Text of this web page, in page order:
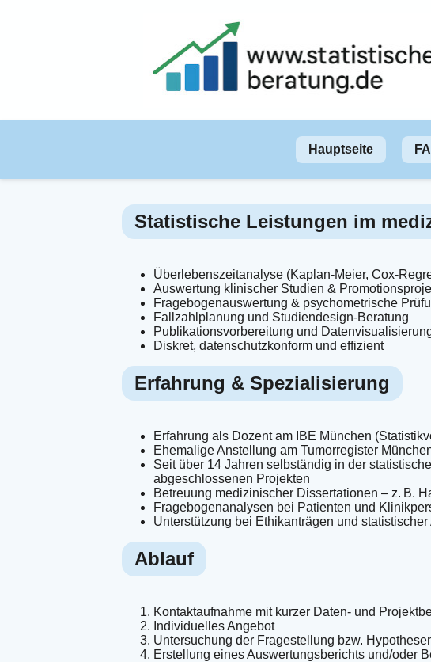
Hauptseite
Statistische Leistungen im
Überlebenszeitanalyse (Kaplan-Meier, Cox-
Auswertung klinischer Studien &
Fragebogenauswertung & psychometrische
Fallzahlplanung und Studiendesign-Beratung
Publikationsvorbereitung und
Diskret, datenschutzkonform und effizient
Erfahrung & Spezialisierung
Erfahrung als Dozent am IBE München
Ehemalige Anstellung am Tumorregister
Seit über 14 Jahren selbständig in der
abgeschlossenen Projekten
Betreuung medizinischer Dissertationen – z. B.
Fragebogenanalysen bei Patienten und
Unterstützung bei Ethikanträgen und statistischer
Ablauf
Kontaktaufnahme mit kurzer Daten- und
Individuelles Angebot
Untersuchung der Fragestellung bzw.
Erstellung eines Auswertungsberichts und/oder